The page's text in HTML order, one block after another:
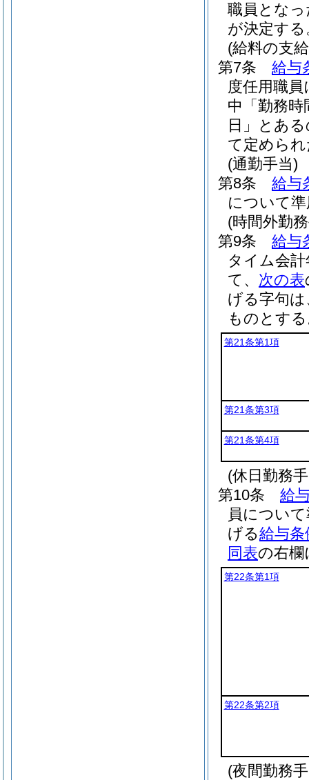
職員とな
が決定する
(給料の支
第7条
給与
度任用職
中「勤務
日」とあ
て定めら
(通勤手当)
第8条
給与
について
(時間外勤
第9条
給与
タイム会
て、 次の表
げる字句
ものとす
第21条第1項
第21条第3項
第21条第4項
(休日勤務
第10条
給
員につい
げる給与条
同表の右欄
第22条第1項
第22条第2項
(夜間勤務